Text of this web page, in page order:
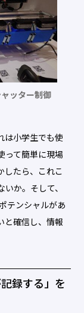
ッター制御
は小学生でも使
って簡単に現場
したら、これこ
か。そして、
テンシャルがあ
と確信し、情報
録する」を